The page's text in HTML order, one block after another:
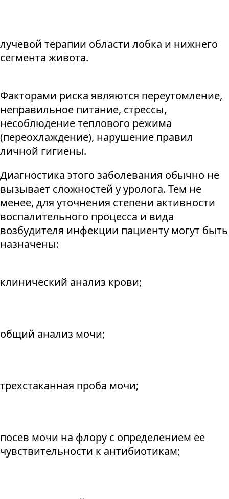
лучевой терапии области лобка и нижнего
сегмента живота.
Факторами риска являются переутомление,
неправильное питание, стрессы,
несоблюдение теплового режима
(переохлаждение), нарушение правил
личной гигиены.
Диагностика этого заболевания обычно не
вызывает сложностей у уролога. Тем не
менее, для уточнения степени активности
воспалительного процесса и вида
возбудителя инфекции пациенту могут быть
назначены:
клинический анализ крови;
общий анализ мочи;
трехстаканная проба мочи;
посев мочи на флору с определением ее
чувствительности к антибиотикам;